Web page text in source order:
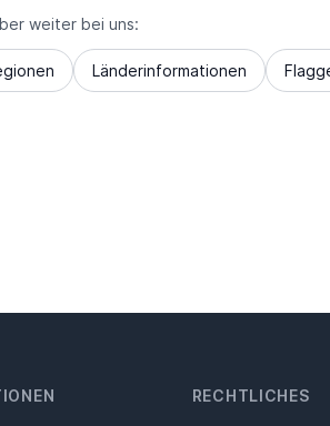
weiter bei uns:
Länderinformationen
RECHTLICHES